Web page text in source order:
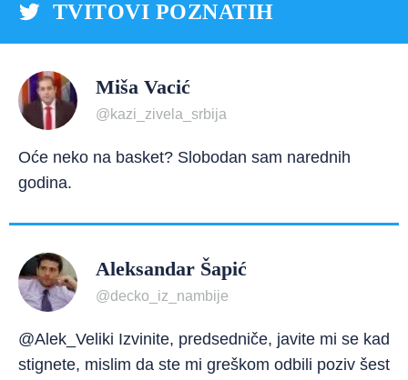
TVITOVI POZNATIH
Miša Vacić
@kazi_zivela_srbija
Oće neko na basket? Slobodan sam narednih
godina.
Aleksandar Šapić
@decko_iz_nambije
@Alek_Veliki Izvinite, predsedniče, javite mi se kad
stignete, mislim da ste mi greškom odbili poziv šest